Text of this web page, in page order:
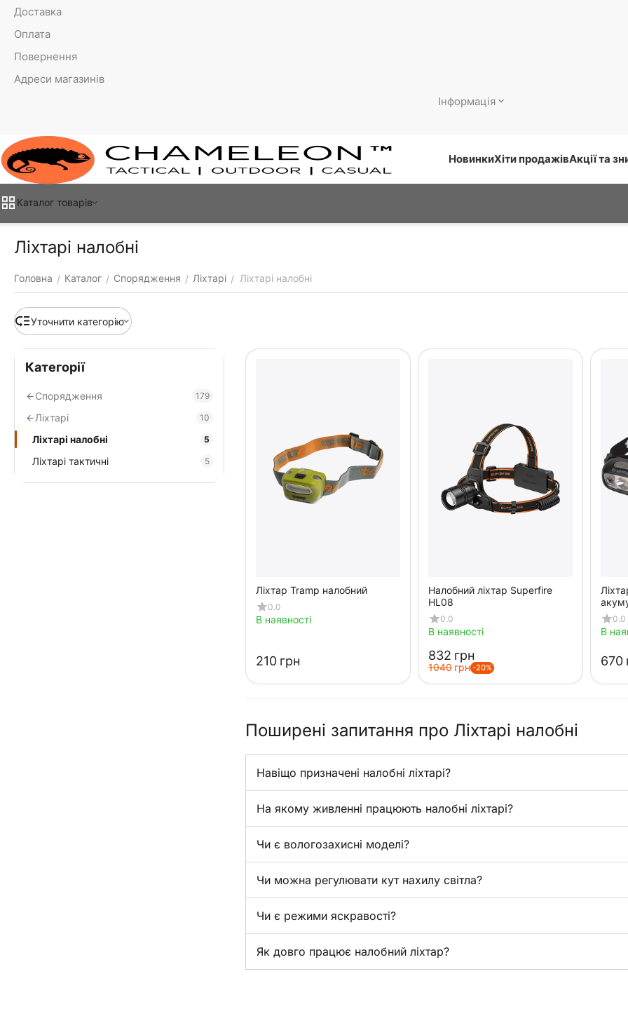
Доставка
Оплата
Повернення
Адреси магазинів
Інформація
НовинкиХіти продажівАкції та
Каталог товарiв
Ліхтарі налобні
Головна / Каталог / Спорядження / Ліхтарі / Ліхтарі налобні
Уточнити категорію
Ліхтар Tramp налобний
0.0
В наявності
‍210‍ грн
Налобний ліхтар Superfire
HL08
0.0
В наявності
‍832‍ грн
‍1040‍ грн -20%
0.0
В
‍670‍
Поширені запитання про Ліхтарі налобні
Навіщо призначені налобні ліхтарі?
На якому живленні працюють налобні ліхтарі?
Чи є вологозахисні моделі?
Чи можна регулювати кут нахилу світла?
Чи є режими яскравості?
Як довго працює налобний ліхтар?
Категорії
Спорядження 179
Ліхтарі 10
Ліхтарі налобні 5
Ліхтарі тактичні 5